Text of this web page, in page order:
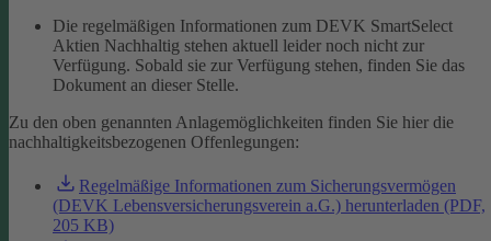
Die regelmäßigen Informationen zum DEVK SmartSelect
Aktien Nachhaltig stehen aktuell leider noch nicht zur
Verfügung. Sobald sie zur Verfügung stehen, finden Sie das
Dokument an dieser Stelle.
Zu den oben genannten Anlagemöglichkeiten finden Sie hier die
nachhaltigkeitsbezogenen Offenlegungen:
Regelmäßige Informationen zum Sicherungsvermögen
(DEVK Lebensversicherungsverein a.G.) herunterladen (PDF,
205 KB)